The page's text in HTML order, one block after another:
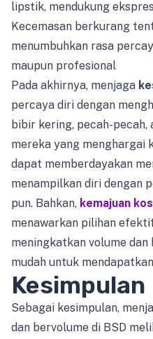
lipstik, mendukung
Kecemasan berkurang
menumbuhkan rasa
maupun profesional
Pada akhirnya, menjaga
percaya diri dengan
bibir kering, pecah-pecah,
mereka yang menghargai
dapat memberdayakan
menampilkan diri dengan
pun. Bahkan, kemajuan
menawarkan pilihan
meningkatkan volume
mudah untuk
Kesimpulan
Sebagai kesimpulan,
dan bervolume di BSD